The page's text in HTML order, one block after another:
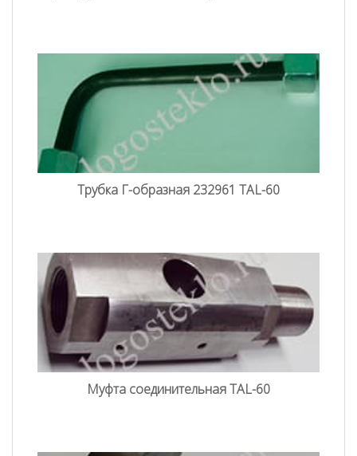
Трубка Г-образная 232961 TAL-60
Муфта соединительная TAL-60